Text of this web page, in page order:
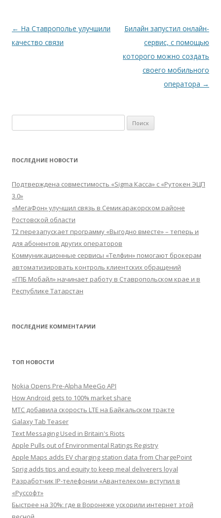
Навигация
по
← На Ставрополье улучшили
качество связи
Билайн запустил онлайн-
сервис, с помощью
которого можно создать
своего мобильного
оператора →
ПОСЛЕДНИЕ НОВОСТИ
Подтверждена совместимость «Sigma Касса» с «Рутокен ЭЦП
3.0»
«МегаФон» улучшил связь в Семикаракорском районе
Ростовской области
Т2 перезапускает программу «Выгодно вместе» – теперь и
для абонентов других операторов
Коммуникационные сервисы «Телфин» помогают брокерам
автоматизировать контроль клиентских обращений
«ГПБ Мобайл» начинает работу в Ставропольском крае и в
Республике Татарстан
ПОСЛЕДНИЕ КОММЕНТАРИИ
ТОП НОВОСТИ
Nokia Opens Pre-Alpha MeeGo API
How Android gets to 100% market share
МТС добавила скорость LTE на Байкальском тракте
Galaxy Tab Teaser
Text Messaging Used in Britain's Riots
Apple Pulls out of Environmental Ratings Registry
Apple Maps adds EV charging station data from ChargePoint
Sprig adds tips and equity to keep meal deliverers loyal
Разработчик IP-телефонии «Авантелеком» вступил в
«Руссофт»
Быстрее на 30%: где в Воронеже ускорили интернет этой